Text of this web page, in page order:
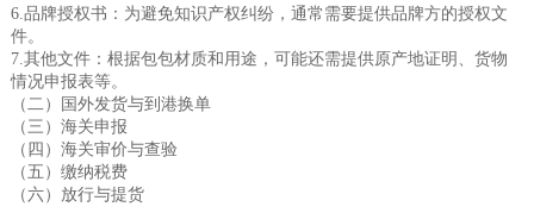
6.‌品牌授权书‌：为避免知识产权纠纷，通常需要提供品牌方的授权文
件。‌
7.‌其他文件‌：根据包包材质和用途，可能还需提供原产地证明、货物
情况申报表等。‌
（二）‌国外发货与到港换单‌
（三）‌海关申报
（四）海关审价与查验‌
（五）‌缴纳税费‌
（六）‌放行与提货